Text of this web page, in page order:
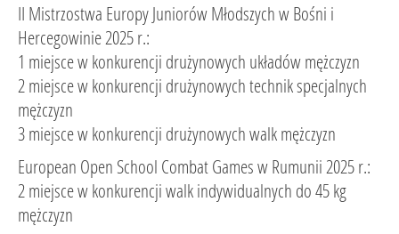
II Mistrzostwa Europy Juniorów Młodszych w Bośni i
Hercegowinie 2025 r.:
1 miejsce w konkurencji drużynowych układów mężczyzn
2 miejsce w konkurencji drużynowych technik specjalnych
mężczyzn
3 miejsce w konkurencji drużynowych walk mężczyzn
European Open School Combat Games w Rumunii 2025 r.:
2 miejsce w konkurencji walk indywidualnych do 45 kg
mężczyzn